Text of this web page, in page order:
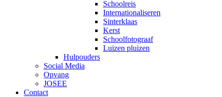
Schoolreis
Internationaliseren
Sinterklaas
Kerst
Schoolfotograaf
Luizen pluizen
Hulpouders
Social Media
Opvang
JOSEE
Contact